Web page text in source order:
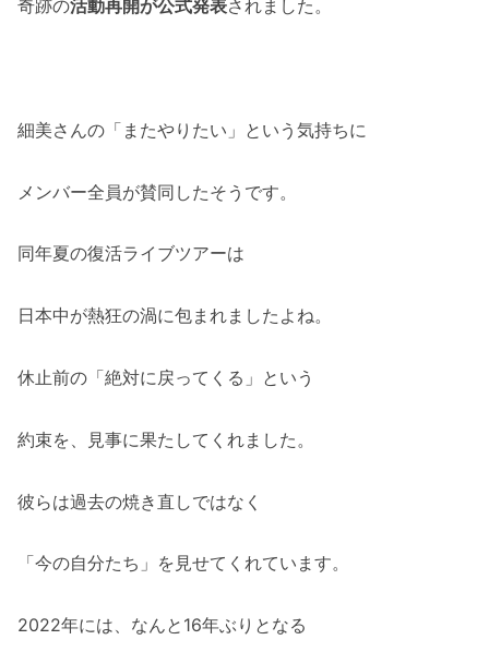
奇跡の活動再開が公式発表されました。
細美さんの「またやりたい」という気持ちに
メンバー全員が賛同したそうです。
同年夏の復活ライブツアーは
日本中が熱狂の渦に包まれましたよね。
休止前の「絶対に戻ってくる」という
約束を、見事に果たしてくれました。
彼らは過去の焼き直しではなく
「今の自分たち」を見せてくれています。
2022年には、なんと16年ぶりとなる